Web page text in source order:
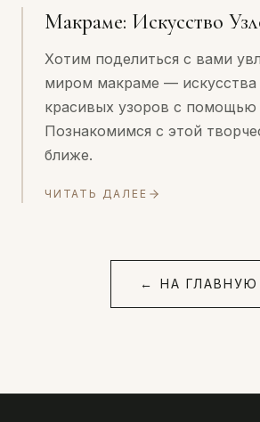
Макраме: Искусство
Хотим поделиться с вами
миром макраме — искусства
красивых узоров с помощью
Познакомимся с этой
ближе.
ЧИТАТЬ ДАЛЕЕ
← НА ГЛАВНУЮ